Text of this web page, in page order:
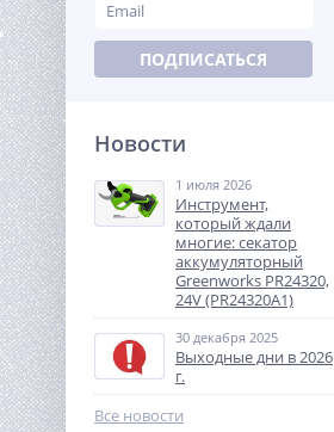
Бензопила HUTER BS-52M
8 500руб.
%
ПОДПИСАТЬСЯ
Новости
1 июля 2026
Инструмент,
который ждали
многие: секатор
аккумуляторный
Greenworks PR24320,
24V (PR24320A1)
30 декабря 2025
Выходные дни в 2026
г.
Все новости